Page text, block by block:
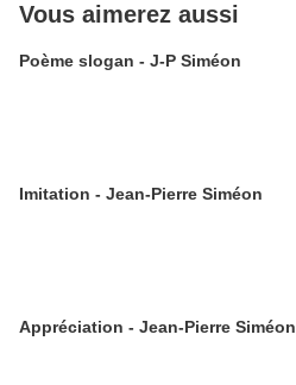
Vous aimerez aussi
Poème slogan - J-P Siméon
Imitation - Jean-Pierre Siméon
Appréciation - Jean-Pierre Siméon